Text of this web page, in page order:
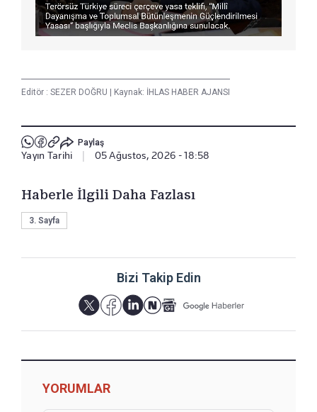
Editör : SEZER DOĞRU | Kaynak: İHLAS HABER AJANSI
Paylaş
Yayın Tarihi 05 Ağustos, 2026 - 18:58
Haberle İlgili Daha Fazlası
3. Sayfa
Bizi Takip Edin
YORUMLAR